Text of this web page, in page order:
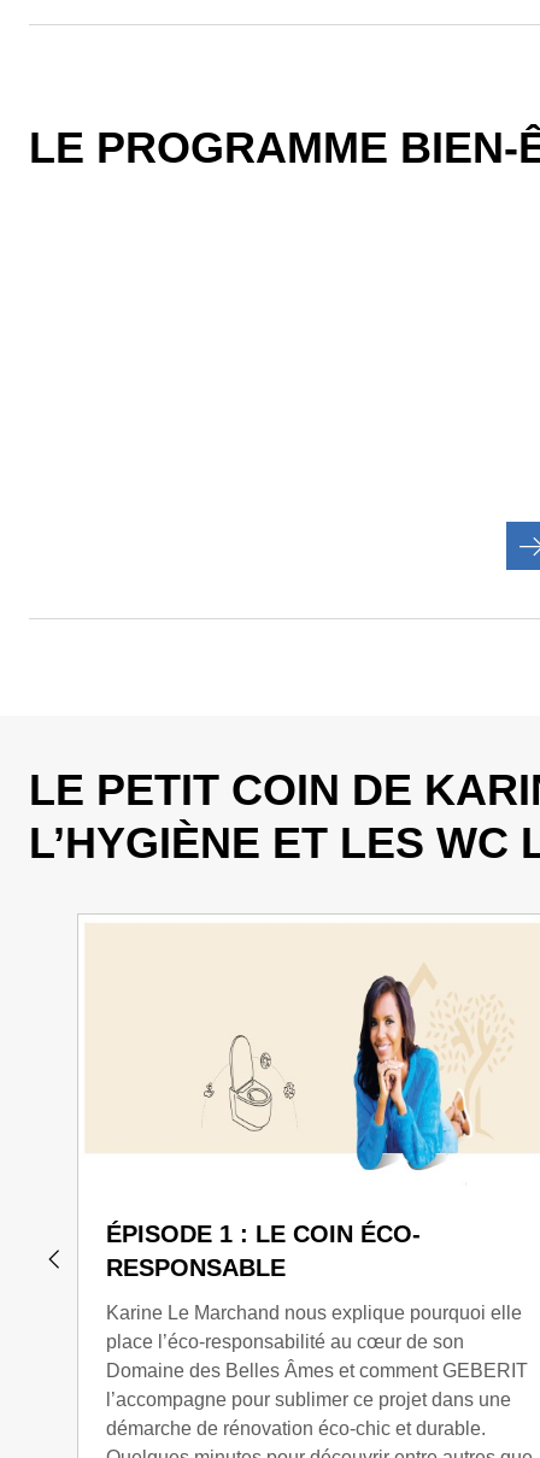
LE PROGRAMME BIEN-
LE PETIT COIN DE
L’HYGIÈNE ET LES WC
ÉPISODE 1 : LE COIN ÉCO-
RESPONSABLE
Karine Le Marchand nous explique pourquoi elle
place l’éco-responsabilité au cœur de son
Domaine des Belles Âmes et comment GEBERIT
l’accompagne pour sublimer ce projet dans une
démarche de rénovation éco-chic et durable.